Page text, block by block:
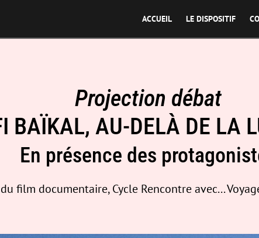
ACCUEIL LE DISPOSITIF
Projection débat
BAÏKAL, AU-DELÀ DE LA
En présence des
film documentaire, Cycle Rencontre avec...